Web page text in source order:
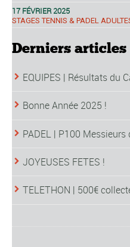
17 FÉVRIER 2025
STAGES TENNIS & PADEL
Derniers articles
EQUIPES | Résultats du
Bonne Année 2025 !
PADEL | P100
JOYEUSES FETES !
TELETHON | 500€